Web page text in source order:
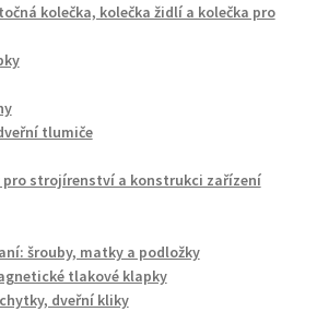
kolečka, kolečka židlí a kolečka pro
tlumiče
pro strojírenství a konstrukci zařízení
šrouby, matky a podložky
tlakové klapky
dveřní kliky